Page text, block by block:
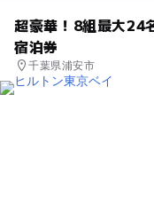
超豪華！8組最大24
宿泊券
千葉県浦安市